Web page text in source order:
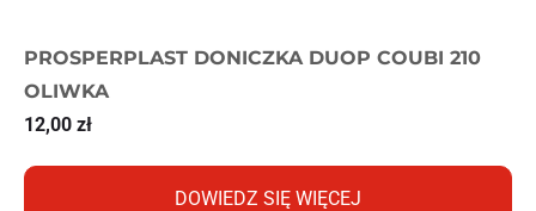
PROSPERPLAST DONICZKA DUOP COUBI 210
OLIWKA
12,00 zł
DOWIEDZ SIĘ WIĘCEJ